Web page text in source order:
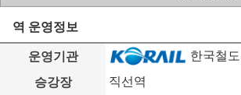
역 운영정보
운영기관 한국철
승강장 직선역